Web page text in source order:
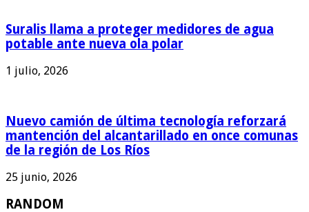
Suralis llama a proteger medidores de agua
potable ante nueva ola polar
1 julio, 2026
Nuevo camión de última tecnología reforzará
mantención del alcantarillado en once comunas
de la región de Los Ríos
25 junio, 2026
RANDOM